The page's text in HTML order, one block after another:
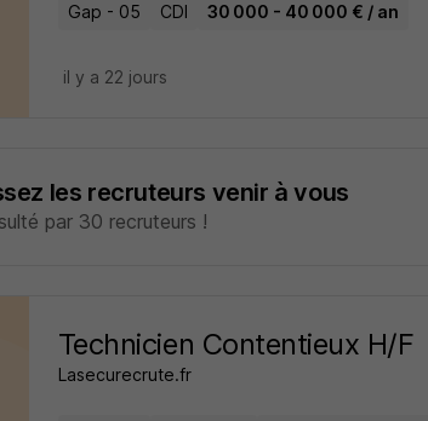
Gap - 05 CDI 30 000 - 40 000 € / an
il y a 22 jours
les recruteurs venir à vous
par 30 recruteurs !
Technicien Contentieux H/F
Lasecurecrute.fr